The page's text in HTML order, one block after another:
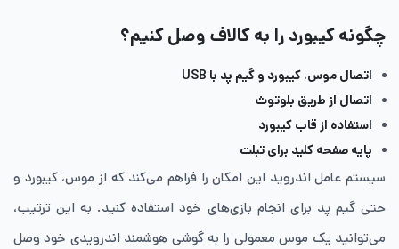
چگونه کیبورد را به کالاف وصل کنیم؟
اتصال موس، کیبورد و گیم پد با USB
اتصال از طریق بلوتوث
استفاده از قاب کیبورد
پایه صفحه کلید برای تبلت‌
سیستم عامل اندروید این امکان را فراهم می‌کند که از موس، کیبورد و
حتی گیم پد برای انجام بازی‌های خود استفاده کنید. به این ترتیب،
می‌توانید یک موس معمولی را به گوشی هوشمند اندرویدی خود وصل